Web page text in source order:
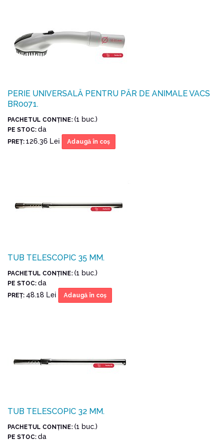
PERIE UNIVERSALĂ PENTRU PĂR DE ANIMALE VACS
BR0071.
PACHETUL CONŢINE: (1 buc.)
PE STOC: da
PREŢ: 126.36 Lei Adaugă în coş
TUB TELESCOPIC 35 MM.
PACHETUL CONŢINE: (1 buc.)
PE STOC: da
PREŢ: 48.18 Lei Adaugă în coş
TUB TELESCOPIC 32 MM.
PACHETUL CONŢINE: (1 buc.)
PE STOC: da